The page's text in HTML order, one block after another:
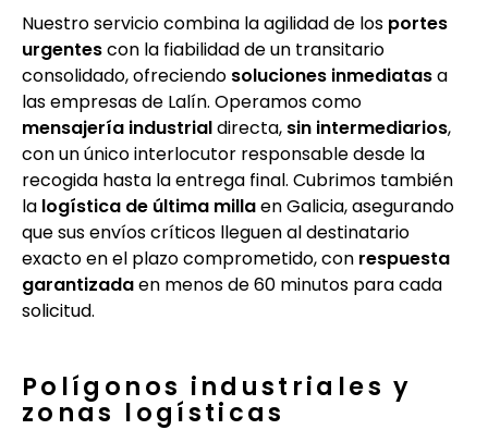
Nuestro servicio combina la agilidad de los portes
urgentescon la fiabilidad de un transitario
consolidado, ofreciendo soluciones inmediatasa
las empresas de Lalín. Operamos como
mensajería industrialdirecta, sin intermediarios,
con un único interlocutor responsable desde la
recogida hasta la entrega final. Cubrimos también
la logística de última millaen Galicia, asegurando
que sus envíos críticos lleguen al destinatario
exacto en el plazo comprometido, con respuesta
garantizadaen menos de 60 minutos para cada
solicitud.
Polígonos industriales y
zonas logísticas